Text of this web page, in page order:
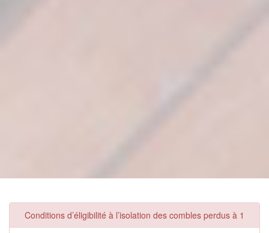
Conditions d’éligibilité à l’isolation des combles perdus à 1